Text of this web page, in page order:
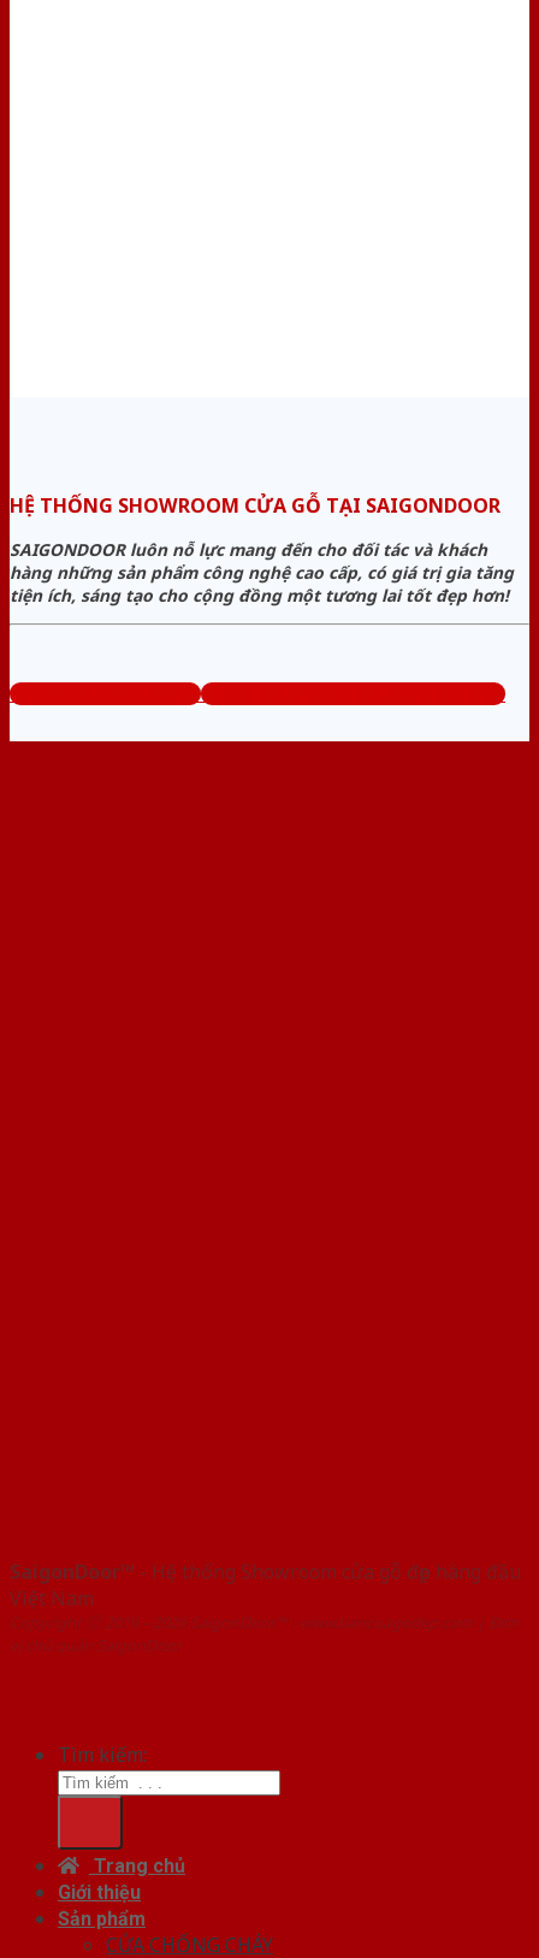
HỆ THỐNG SHOWROOM CỬA GỖ TẠI SAIGONDOOR
SAIGONDOOR luôn nỗ lực mang đến cho đối tác và khách
hàng những sản phẩm công nghệ cao cấp, có giá trị gia tăng
tiện ích, sáng tạo cho cộng đồng một tương lai tốt đẹp hơn!
www.bancuagodep.com Tổng đài tư vấn miễn phí: 0824.400.400
SaigonDoor™ - Hệ thống Showroom cửa gỗ đẹp hàng đầu
Việt Nam
Copyright ⓒ 2016 – 2026 SaigonDoor™ - www.bancuagodep.com | Đơn
vị chủ quản SaigonDoor
Tìm kiếm:
Trang chủ
Giới thiệu
Sản phẩm
CỬA CHỐNG CHÁY